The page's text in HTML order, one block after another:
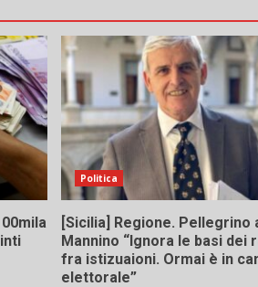
Politica
[Sicilia] Regione. Pellegrino
Mannino “Ignora le basi dei
fra istizuaioni. Ormai è in
elettorale”